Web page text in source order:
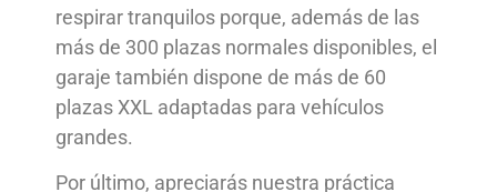
respirar tranquilos porque, además de las
más de 300 plazas normales disponibles, el
garaje también dispone de más de 60
plazas XXL adaptadas para vehículos
grandes.
Por último, apreciarás nuestra práctica